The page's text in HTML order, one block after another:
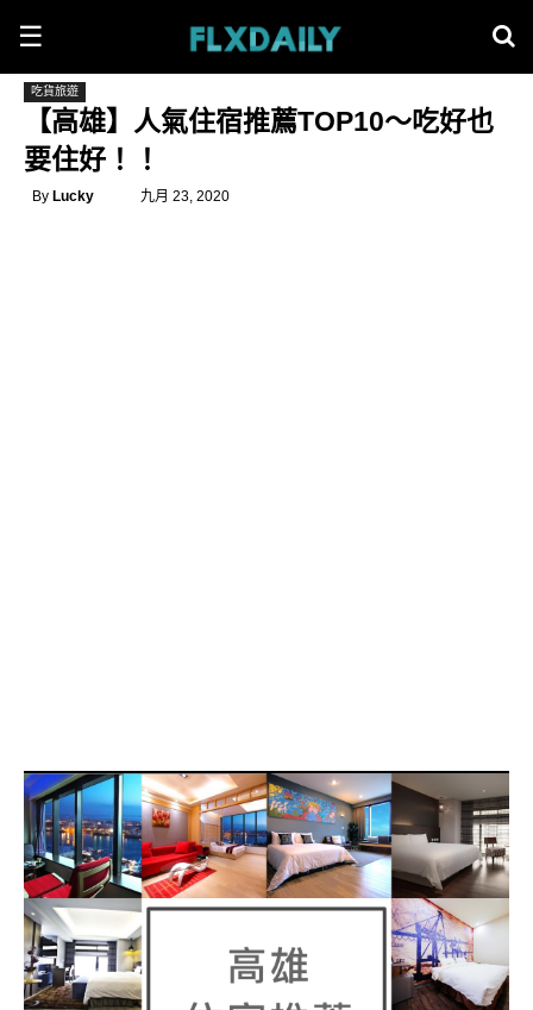
☰
吃貨旅遊
【高雄】人氣住宿推薦TOP10～吃好也
要住好！！
By Lucky 九月 23, 2020